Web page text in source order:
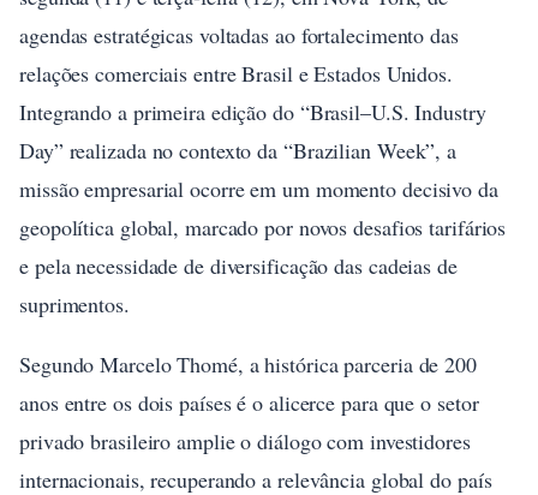
agendas estratégicas voltadas ao fortalecimento das
relações comerciais entre Brasil e Estados Unidos.
Integrando a primeira edição do “Brasil–U.S. Industry
Day” realizada no contexto da “Brazilian Week”, a
missão empresarial ocorre em um momento decisivo da
geopolítica global, marcado por novos desafios tarifários
e pela necessidade de diversificação das cadeias de
suprimentos.
Segundo Marcelo Thomé, a histórica parceria de 200
anos entre os dois países é o alicerce para que o setor
privado brasileiro amplie o diálogo com investidores
internacionais, recuperando a relevância global do país